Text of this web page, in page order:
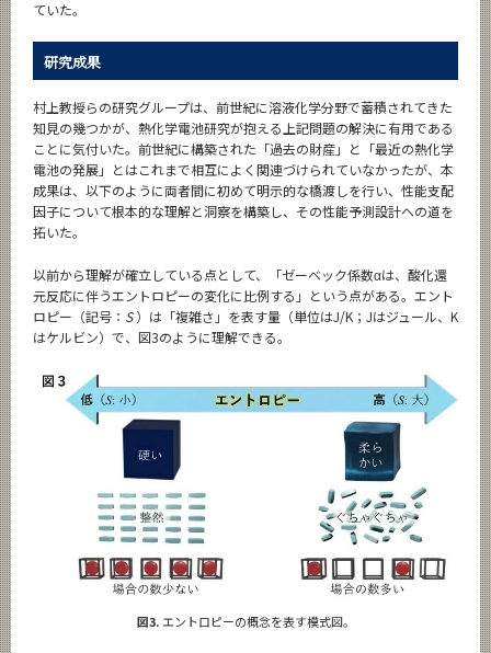
ていた。
研究成果
村上教授らの研究グループは、前世紀に溶液化学分野で蓄積されてきた
知見の幾つかが、熱化学電池研究が抱える上記問題の解決に有用である
ことに気付いた。前世紀に構築された「過去の財産」と「最近の熱化学
電池の発展」とはこれまで相互によく関連づけられていなかったが、本
成果は、以下のように両者間に初めて明示的な橋渡しを行い、性能支配
因子について根本的な理解と洞察を構築し、その性能予測設計への道を
拓いた。
以前から理解が確立している点として、「ゼーベック係数αは、酸化還
元反応に伴うエントロピーの変化に比例する」という点がある。エント
ロピー（記号： S）は「複雑さ」を表す量（単位はJ/K；Jはジュール、K
はケルビン）で、図3のように理解できる。
図3. エントロピーの概念を表す模式図。